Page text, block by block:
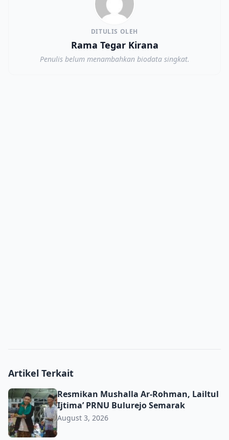
DITULIS OLEH
Rama Tegar Kirana
Penulis belum menambahkan biodata singkat.
Artikel Terkait
Resmikan Mushalla Ar-Rohman, Lailtul Ijtima’ PRNU
Resmikan Mushalla Ar-Rohman, Lailtul
Ijtima’ PRNU Bulurejo Semarak
August 3, 2026